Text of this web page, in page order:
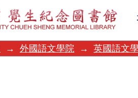
→ 外國語文學院 → 英國語文